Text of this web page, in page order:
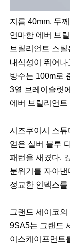
지름 40mm, 두
연마한 에버 브
브릴리언트 스
내식성이 뛰어
방수는 100m로
3열 브레이슬릿
에버 브릴리언
시즈쿠이시 스
얻은 실버 블루
패턴을 새겼다.
분위기를 자아
정교한 인덱스
그랜드 세이코
9SA5는 그랜드
이스케이프먼트